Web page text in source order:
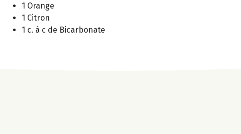
1 Orange
1 Citron
1 c. à c de Bicarbonate